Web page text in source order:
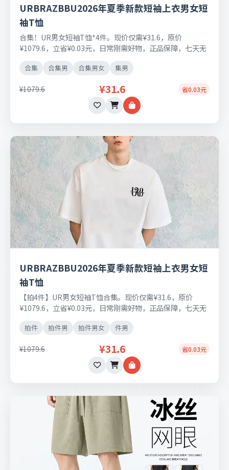
URBRAZBBU2026年夏季新款短袖上衣男女短
袖T恤
合集！UR男女短袖T恤*4件。现价仅需¥31.6，原价
¥1079.6，立省¥0.03元，日常刚需好物，正品保障，七天无
合集 合集男 合集男女 集男
¥1079.6 ¥31.6 省0.03元
URBRAZBBU2026年夏季新款短袖上衣男女短
袖T恤
【拍4件】UR男女短袖T恤合集。现价仅需¥31.6，原价
¥1079.6，立省¥0.03元，日常刚需好物，正品保障，七天无
拍件 拍件男 拍件男女 件男
¥1079.6 ¥31.6 省0.03元